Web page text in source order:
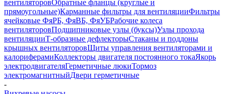
вентиляторовОбратные фланцы (круглые и
прямоугольные)Карманные фильтры для вентиляцииФильтры
ячейковые ФяРБ, ФяВБ, ФяУБРабочие колеса
вентиляторовПодшипниковые узлы (буксы)Узлы прохода
вентиляцииТ-образные дефлекторыСтаканы и поддоны
крышных вентиляторовЩиты управления вентиляторами и
калориферамиКоллекторы двигателя постоянного токаЯкорь
электродвигателяГерметичные люкиТормоз
электромагнитныйДвери герметичные
-